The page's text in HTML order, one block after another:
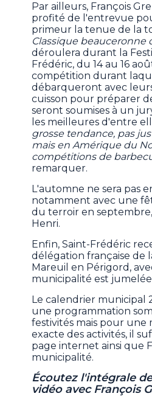
Par ailleurs, François
profité de l'entrevue
primeur la tenue de la
Classique beauceronne
déroulera durant la
Frédéric, du 14 au 16
compétition durant
débarqueront avec
cuisson pour préparer
seront soumises à un
les meilleures d'entre
grosse tendance, pas
mais en Amérique du
compétitions de
remarquer.
L'automne ne sera pas
notamment avec une
du terroir en septembre,
Henri.
Enfin, Saint-Frédéric
délégation française de
Mareuil en Périgord,
municipalité est
Le calendrier municipal
une programmation
festivités mais pour une
exacte des activités, il
page internet ainsi que
municipalité.
Écoutez l'intégrale
vidéo avec François